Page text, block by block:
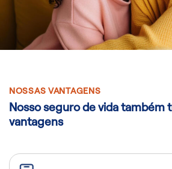
NOSSAS VANTAGENS
Nosso seguro de vida também
vantagens